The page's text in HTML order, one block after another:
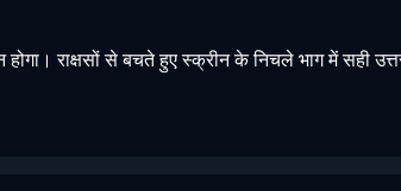
राक्षसों से बचते हुए स्क्रीन के निचले भाग में सही